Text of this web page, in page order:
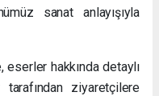
sanat anlayışıyla
eserler hakkında detaylı
ziyaretçilere